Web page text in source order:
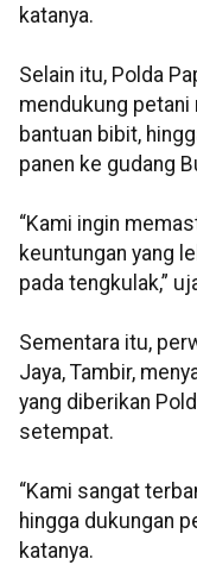
katanya.
Selain itu, Polda
mendukung petani
bantuan bibit,
panen ke gudang
“Kami ingin
keuntungan yang
pada tengkulak,”
Sementara itu,
Jaya, Tambir,
yang diberikan
setempat.
“Kami sangat
hingga dukungan
katanya.